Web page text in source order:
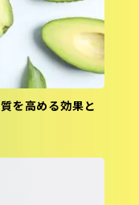
を高める効果と